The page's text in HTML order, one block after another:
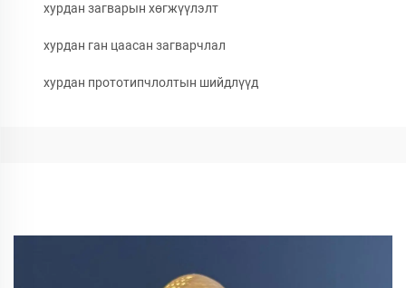
хурдан загварын хөгжүүлэлт
хурдан ган цаасан загварчлал
хурдан прототипчлолтын шийдлүүд